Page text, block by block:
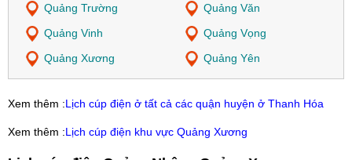
Quảng Trường
Quảng Văn
Quảng Vinh
Quảng Vọng
Quảng Xương
Quảng Yên
Xem thêm :Lịch cúp điện ở tất cả các quận huyện ở Thanh Hóa
Xem thêm :Lịch cúp điện khu vực Quảng Xương